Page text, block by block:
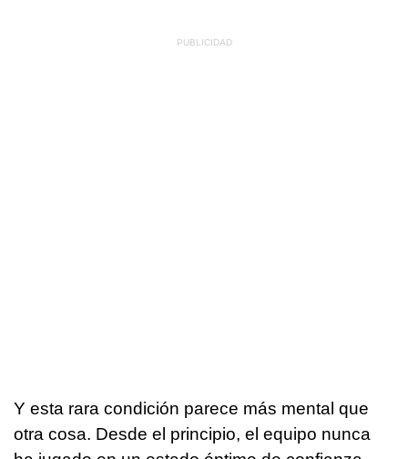
Y esta rara condición parece más mental que
otra cosa. Desde el principio, el equipo nunca